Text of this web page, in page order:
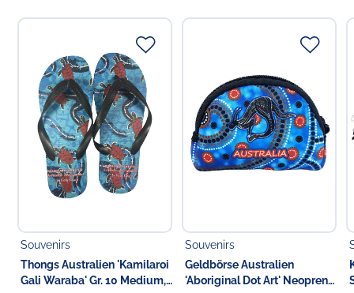
Verantwortlicher Lebensmittelunternehmer
Verantwortliche Person in der EU
Choppy's Food & Non-Food GmbH
Koldingstr. 1B
22769 Hamburg
Deutschland
Souvenirs
Thongs Australien 'Kamilaroi
Gali Waraba' Gr. 10 Medium,
Souvenirs
Geldbörse Australien
'Aboriginal Dot Art' Neopren